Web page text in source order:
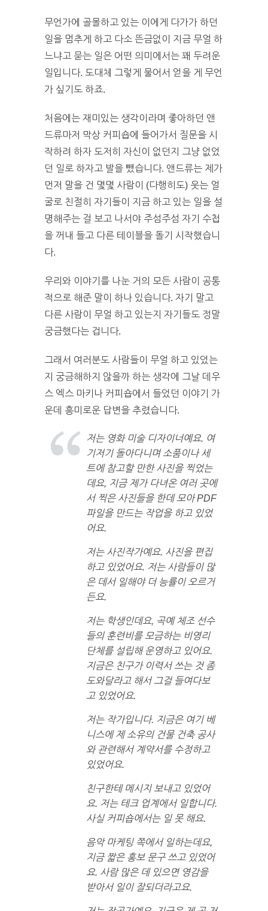
무언가에 골몰하고 있는 이에게 다가가 하던
일을 멈추게 하고 다소 뜬금없이 지금 무얼 하
느냐고 묻는 일은 어떤 의미에서는 꽤 두려운
일입니다. 도대체 그렇게 물어서 얻을 게 무언
가 싶기도 하죠.
처음에는 재미있는 생각이라며 좋아하던 앤
드류마저 막상 커피숍에 들어가서 질문을 시
작하려 하자 도저히 자신이 없던지 그냥 없었
던 일로 하자고 발을 뺐습니다. 앤드류는 제가
먼저 말을 건 몇몇 사람이 (다행히도) 웃는 얼
굴로 친절히 자기들이 지금 하고 있는 일을 설
명해주는 걸 보고 나서야 주섬주섬 자기 수첩
을 꺼내 들고 다른 테이블을 돌기 시작했습니
다.
우리와 이야기를 나눈 거의 모든 사람이 공통
적으로 해준 말이 하나 있습니다. 자기 말고
다른 사람이 무얼 하고 있는지 자기들도 정말
궁금했다는 겁니다.
그래서 여러분도 사람들이 무얼 하고 있었는
지 궁금해하지 않을까 하는 생각에 그날 데우
스 엑스 마키나 커피숍에서 들었던 이야기 가
운데 흥미로운 답변을 추렸습니다.
저는 영화 미술 디자이너예요. 여
기저기 돌아다니며 소품이나 세
트에 참고할 만한 사진을 찍었는
데요, 지금 제가 다녀온 여러 곳에
서 찍은 사진들을 한데 모아 PDF
파일을 만드는 작업을 하고 있었
어요.
저는 사진작가예요. 사진을 편집
하고 있었어요. 저는 사람들이 많
은 데서 일해야 더 능률이 오르거
든요.
저는 학생인데요, 곡예 체조 선수
들의 훈련비를 모금하는 비영리
단체를 설립해 운영하고 있어요.
지금은 친구가 이력서 쓰는 것 좀
도와달라고 해서 그걸 들여다보
고 있었어요.
저는 작가입니다. 지금은 여기 베
니스에 제 소유의 건물 건축 공사
와 관련해서 계약서를 수정하고
있었어요.
친구한테 메시지 보내고 있었어
요. 저는 테크 업계에서 일합니다.
사실 커피숍에서는 일 못 해요.
음악 마케팅 쪽에서 일하는데요,
지금 짧은 홍보 문구 쓰고 있었어
요. 사람 많은 데 있으면 영감을
받아서 일이 잘되더라고요.